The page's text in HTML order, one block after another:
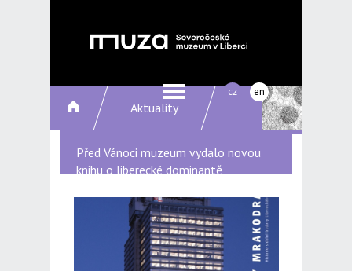
cz en
Aktuality
Před Vánoci muzeum vydalo novou
knihu o liberecké dominantě